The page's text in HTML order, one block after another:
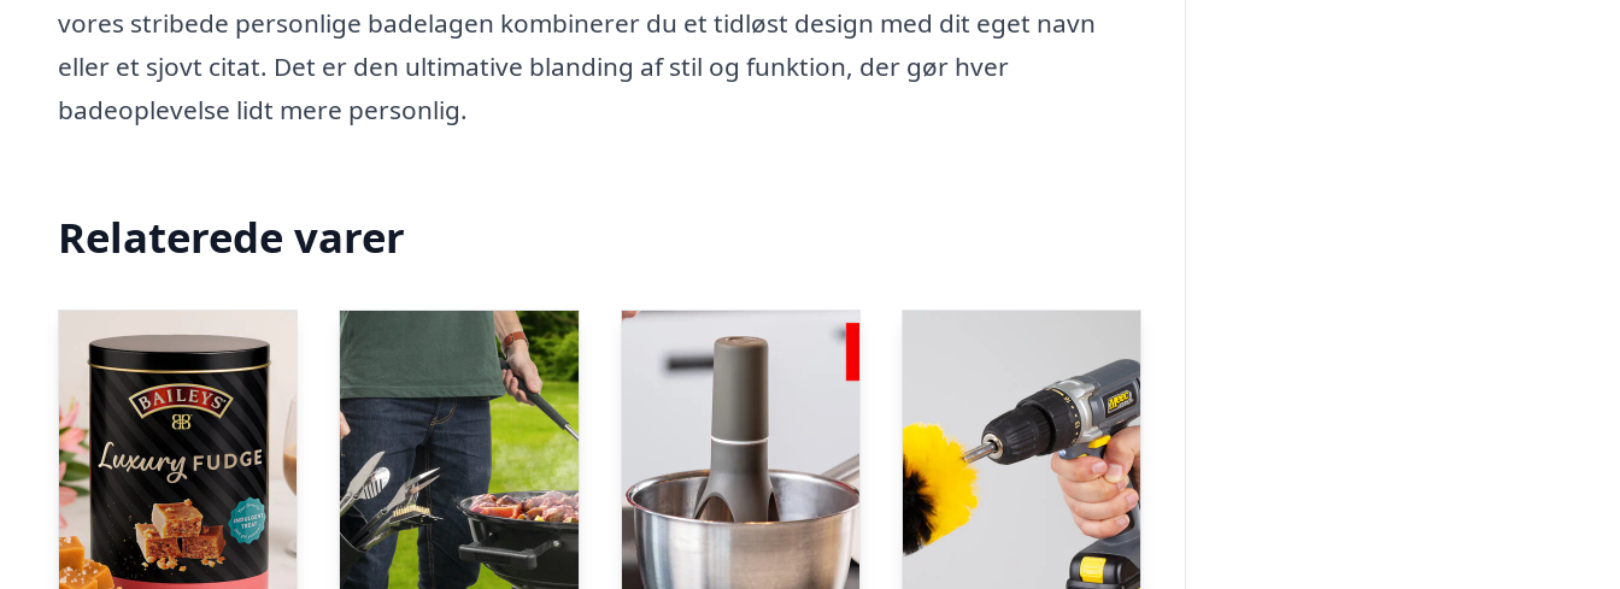
vores stribede personlige badelagen kombinerer du et tidløst design med dit eget navn
eller et sjovt citat. Det er den ultimative blanding af stil og funktion, der gør hver
badeoplevelse lidt mere personlig.
Relaterede varer